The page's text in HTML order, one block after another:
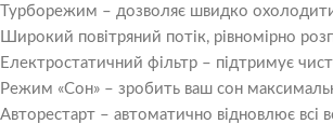
Турборежим – дозволяє швидко охолодити
Широкий повітряний потік, рівномірно
Електростатичний фільтр – підтримує
Режим «Сон» – зробить ваш сон
Авторестарт – автоматично відновлює всі